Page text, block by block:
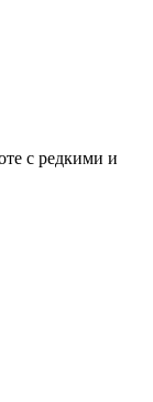
с редкими и